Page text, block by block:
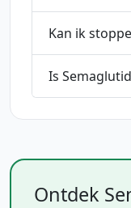
Kan ik
Is
Ontdek